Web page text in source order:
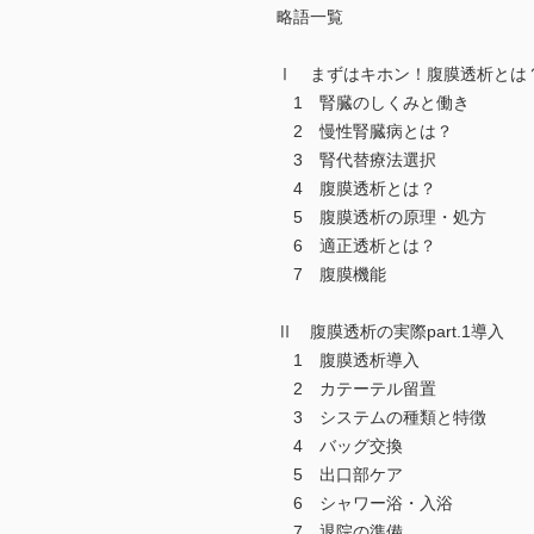
略語一覧
Ⅰ まずはキホン！腹膜透析とは
1 腎臓のしくみと働き
2 慢性腎臓病とは？
3 腎代替療法選択
4 腹膜透析とは？
5 腹膜透析の原理・処方
6 適正透析とは？
7 腹膜機能
Ⅱ 腹膜透析の実際part.1導入
1 腹膜透析導入
2 カテーテル留置
3 システムの種類と特徴
4 バッグ交換
5 出口部ケア
6 シャワー浴・入浴